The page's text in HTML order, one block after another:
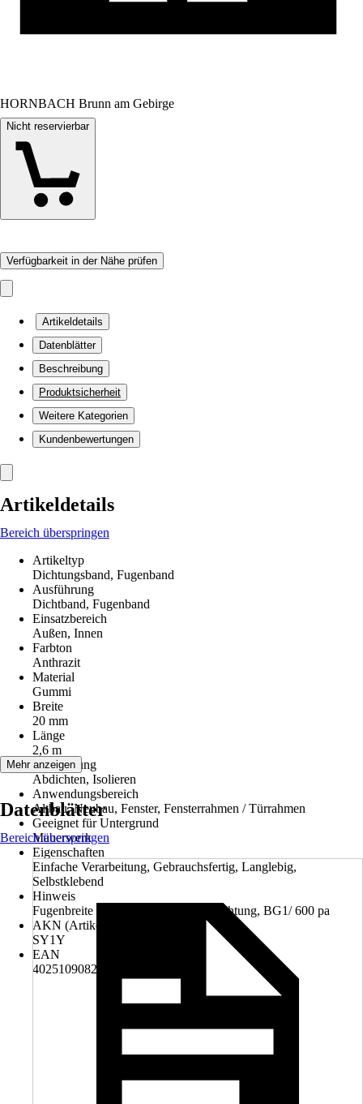
HORNBACH Brunn am Gebirge
Nicht reservierbar
Verfügbarkeit in der Nähe prüfen
Artikeldetails
Datenblätter
Beschreibung
Produktsicherheit
Weitere Kategorien
Kundenbewertungen
Artikeldetails
Bereich überspringen
Artikeltyp
Dichtungsband, Fugenband
Ausführung
Dichtband, Fugenband
Einsatzbereich
Außen, Innen
Farbton
Anthrazit
Material
Gummi
Breite
20 mm
Länge
2,6 m
Anwendung
Abdichten, Isolieren
Anwendungsbereich
Altbau, Neubau, Fenster, Fensterrahmen / Türrahmen
Geeignet für Untergrund
Mauerwerk
Eigenschaften
Einfache Verarbeitung, Gebrauchsfertig, Langlebig,
Selbstklebend
Hinweis
Fugenbreite 9-20 mm, Schlagregendichtung, BG1/ 600 pa
AKN (Artikelkurznummer)
SY1Y
EAN
4025109082968
Mehr anzeigen
Datenblätter
Bereich überspringen